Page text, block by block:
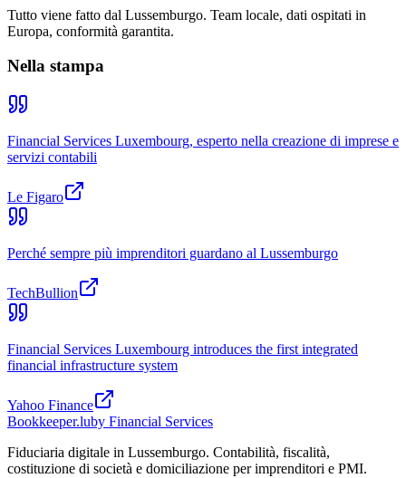
Tutto viene fatto dal Lussemburgo. Team locale, dati ospitati in
Europa, conformità garantita.
Nella stampa
Financial Services Luxembourg, esperto nella creazione di imprese e
servizi contabili
Le Figaro
Perché sempre più imprenditori guardano al Lussemburgo
TechBullion
Financial Services Luxembourg introduces the first integrated
financial infrastructure system
Yahoo Finance
Bookkeeper.luby Financial Services
Fiduciaria digitale in Lussemburgo. Contabilità, fiscalità,
costituzione di società e domiciliazione per imprenditori e PMI.